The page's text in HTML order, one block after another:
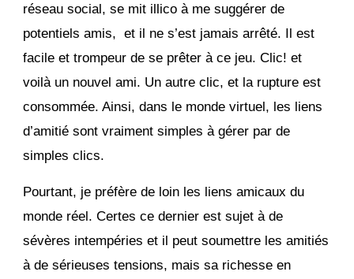
réseau social, se mit illico à me suggérer de
potentiels amis, et il ne s’est jamais arrêté. Il est
facile et trompeur de se prêter à ce jeu. Clic! et
voilà un nouvel ami. Un autre clic, et la rupture est
consommée. Ainsi, dans le monde virtuel, les liens
d’amitié sont vraiment simples à gérer par de
simples clics.
Pourtant, je préfère de loin les liens amicaux du
monde réel. Certes ce dernier est sujet à de
sévères intempéries et il peut soumettre les amitiés
à de sérieuses tensions, mais sa richesse en